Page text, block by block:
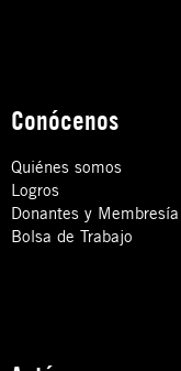
Conócenos
Quiénes somos
Logros
Donantes y Membresía
Bolsa de Trabajo